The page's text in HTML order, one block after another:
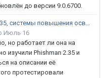
до версии 9.0.6700.
Тестирование Phishman 2.35, системы повышения осведомлённости пользователей в сфере ИБ
Июль 16
но работает ли она на
изучили Phishman 2.35 и
на описании её
протестировали